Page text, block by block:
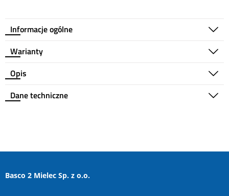
Informacje ogólne
Warianty
Opis
Dane techniczne
Basco 2 Mielec Sp. z o.o.